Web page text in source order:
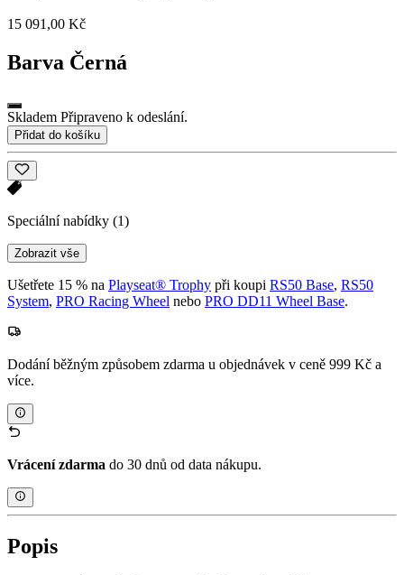
15 091,00 Kč
Barva Černá
Skladem Připraveno k odeslání.
Přidat do košíku
Speciální nabídky (1)
Zobrazit vše
Ušetřete 15 % na Playseat® Trophy při koupi RS50 Base, RS50
System, PRO Racing Wheel nebo PRO DD11 Wheel Base.
Dodání běžným způsobem zdarma u objednávek v ceně 999 Kč a
více.
Vrácení zdarma do 30 dnů od data nákupu.
Popis